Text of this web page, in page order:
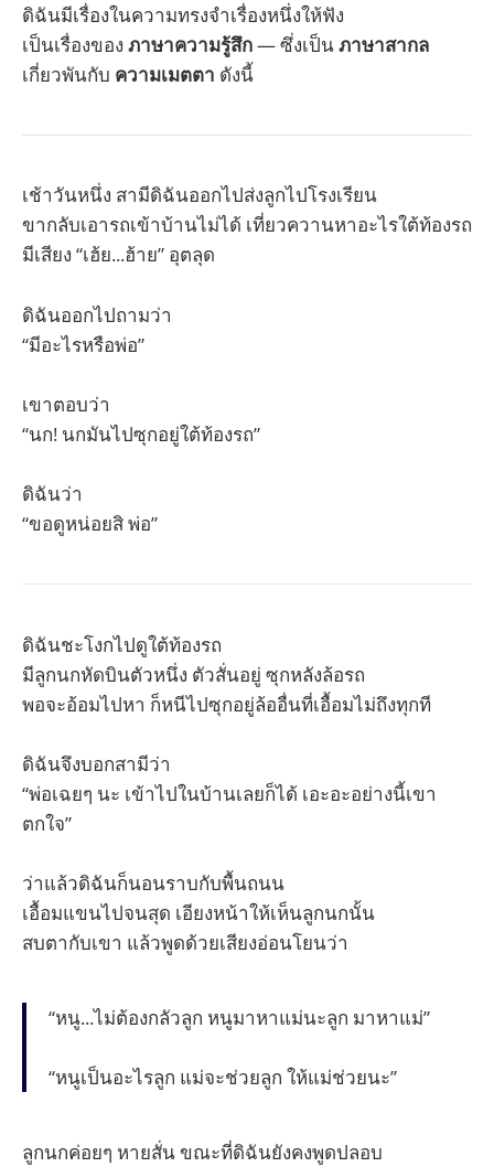
ดิฉันมีเรื่องในความทรงจำเรื่องหนึ่งให้ฟัง
เป็นเรื่องของ ภาษาความรู้สึก— ซึ่งเป็นภาษาสากล
เกี่ยวพันกับ ความเมตตา ดังนี้
เช้าวันหนึ่ง สามีดิฉันออกไปส่งลูกไปโรงเรียน
ขากลับเอารถเข้าบ้านไม่ได้ เที่ยวควานหาอะไรใต้ท้องรถ
มีเสียง “เฮ้ย...ฮ้าย” อุตลุด
ดิฉันออกไปถามว่า
“มีอะไรหรือพ่อ”
เขาตอบว่า
“นก! นกมันไปซุกอยู่ใต้ท้องรถ”
ดิฉันว่า
“ขอดูหน่อยสิ พ่อ”
ดิฉันชะโงกไปดูใต้ท้องรถ
มีลูกนกหัดบินตัวหนึ่ง ตัวสั่นอยู่ ซุกหลังล้อรถ
พอจะอ้อมไปหา ก็หนีไปซุกอยู่ล้ออื่นที่เอื้อมไม่ถึงทุกที
ดิฉันจึงบอกสามีว่า
“พ่อเฉยๆ นะ เข้าไปในบ้านเลยก็ได้ เอะอะอย่างนี้เขา
ตกใจ”
ว่าแล้วดิฉันก็นอนราบกับพื้นถนน
เอื้อมแขนไปจนสุด เอียงหน้าให้เห็นลูกนกนั้น
สบตากับเขา แล้วพูดด้วยเสียงอ่อนโยนว่า
“หนู...ไม่ต้องกลัวลูก หนูมาหาแม่นะลูก มาหาแม่”
“หนูเป็นอะไรลูก แม่จะช่วยลูก ให้แม่ช่วยนะ”
ลูกนกค่อยๆ หายสั่น ขณะที่ดิฉันยังคงพูดปลอบ